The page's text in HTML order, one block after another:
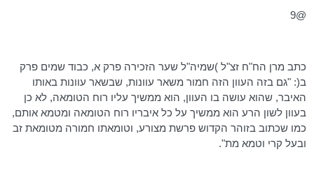
@9
כתב מרן הח"ח זצ"ל )שמיה"ל שער הזכירה פרק א, כבוד שמים פרק
ב(: "גם בזה העוון הזה חמור משאר עוונות, שבשאר עוונות באותו
האיבר, שהוא עושה בו העוון, הוא ממשיך עליו רוח הטומאה, לא כן
בעוון לשון הרע הוא ממשיך על כל איבריו רוח הטומאה ומטמא אותם,
כמו שכתוב בזוהר הקדוש פרשת מצורע, וטומאתו חמורה מטומאת זב
ובעל קרי וטמא מת".